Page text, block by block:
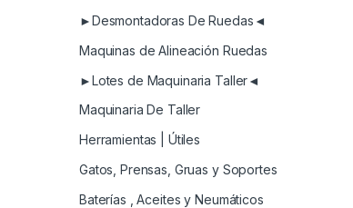
►Desmontadoras De Ruedas◄
Maquinas de Alineación Ruedas
►Lotes de Maquinaria Taller◄
Maquinaria De Taller
Herramientas | Útiles
Gatos, Prensas, Gruas y Soportes
Baterías , Aceites y Neumáticos